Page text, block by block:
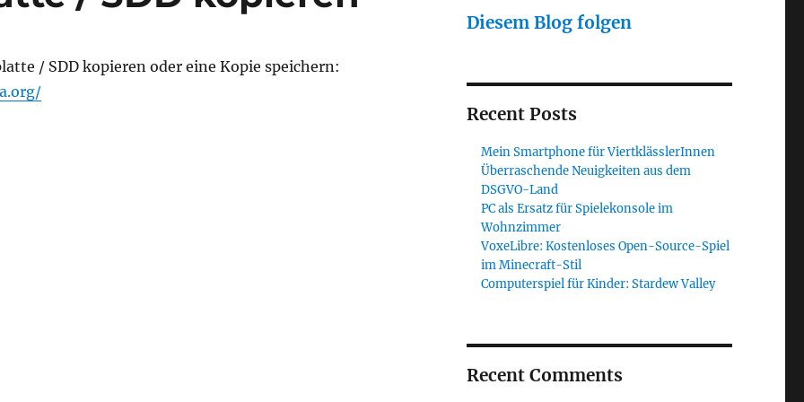
/ SDD kopieren oder eine Kopie speichern:
Diesem Blog folgen
Recent Posts
Mein Smartphone für ViertklässlerInnen
Überraschende Neuigkeiten aus dem
DSGVO-Land
PC als Ersatz für Spielekonsole im
Wohnzimmer
VoxeLibre: Kostenloses Open-Source-Spiel
im Minecraft-Stil
Computerspiel für Kinder: Stardew Valley
Recent Comments